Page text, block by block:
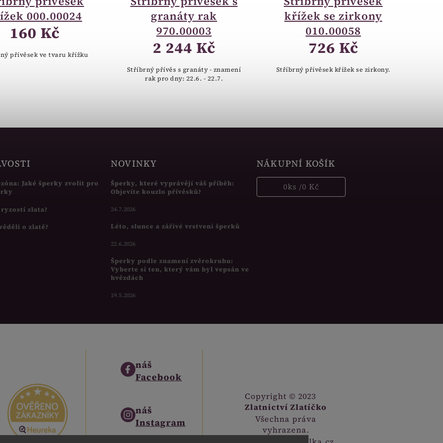
000.00024
160 Kč
přívěsek ve tvaru křížku
granáty rak
970.00003
2 244 Kč
Stříbrný přívěs s granáty - znamení
rak pro dny: 22.6. - 22.7.
křížek se zirkony
010.00058
726 Kč
Stříbrný přívěsek křížek se zirkony.
Jaké šperky zvolit pro
ryzostí zlata?
o zlatě?
NOVINKY
Šperky, které vyprávějí váš příběh:
Objevíte kouzlo přívěsků?
24.7.2026
Léto, slunce a zářivé vrstvení šperků
22.6.2026
Šperky podle znamení zvěrokruhu:
Vyberte si ten, který vám byl vepsán ve
hvězdách
19.5.2026
NÁKUPNÍ KOŠÍK
0ks /0 Kč
náš
Facebook
náš
Instagram
Copyright © 2023
Zlatnictví Zlatíčko
Všechna práva
vyhrazena.